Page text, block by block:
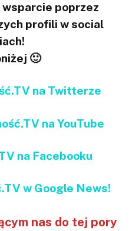
wsparcie poprzez
profili w social
🙂
na Twitterze
na YouTube
na Facebooku
w Google News!
nas do tej pory